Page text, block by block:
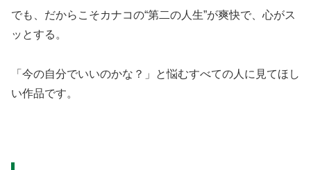
でも、だからこそカナコの“第二の人生”が爽快で、心がス
ッとする。
「今の自分でいいのかな？」と悩むすべての人に見てほし
い作品です。